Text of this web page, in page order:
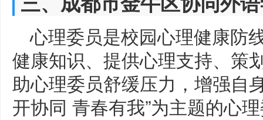
心理委员是校园心理健康防
健康知识、提供心理支持、策
助心理委员舒缓压力，增强自
开协同 青春有我”为主题的心